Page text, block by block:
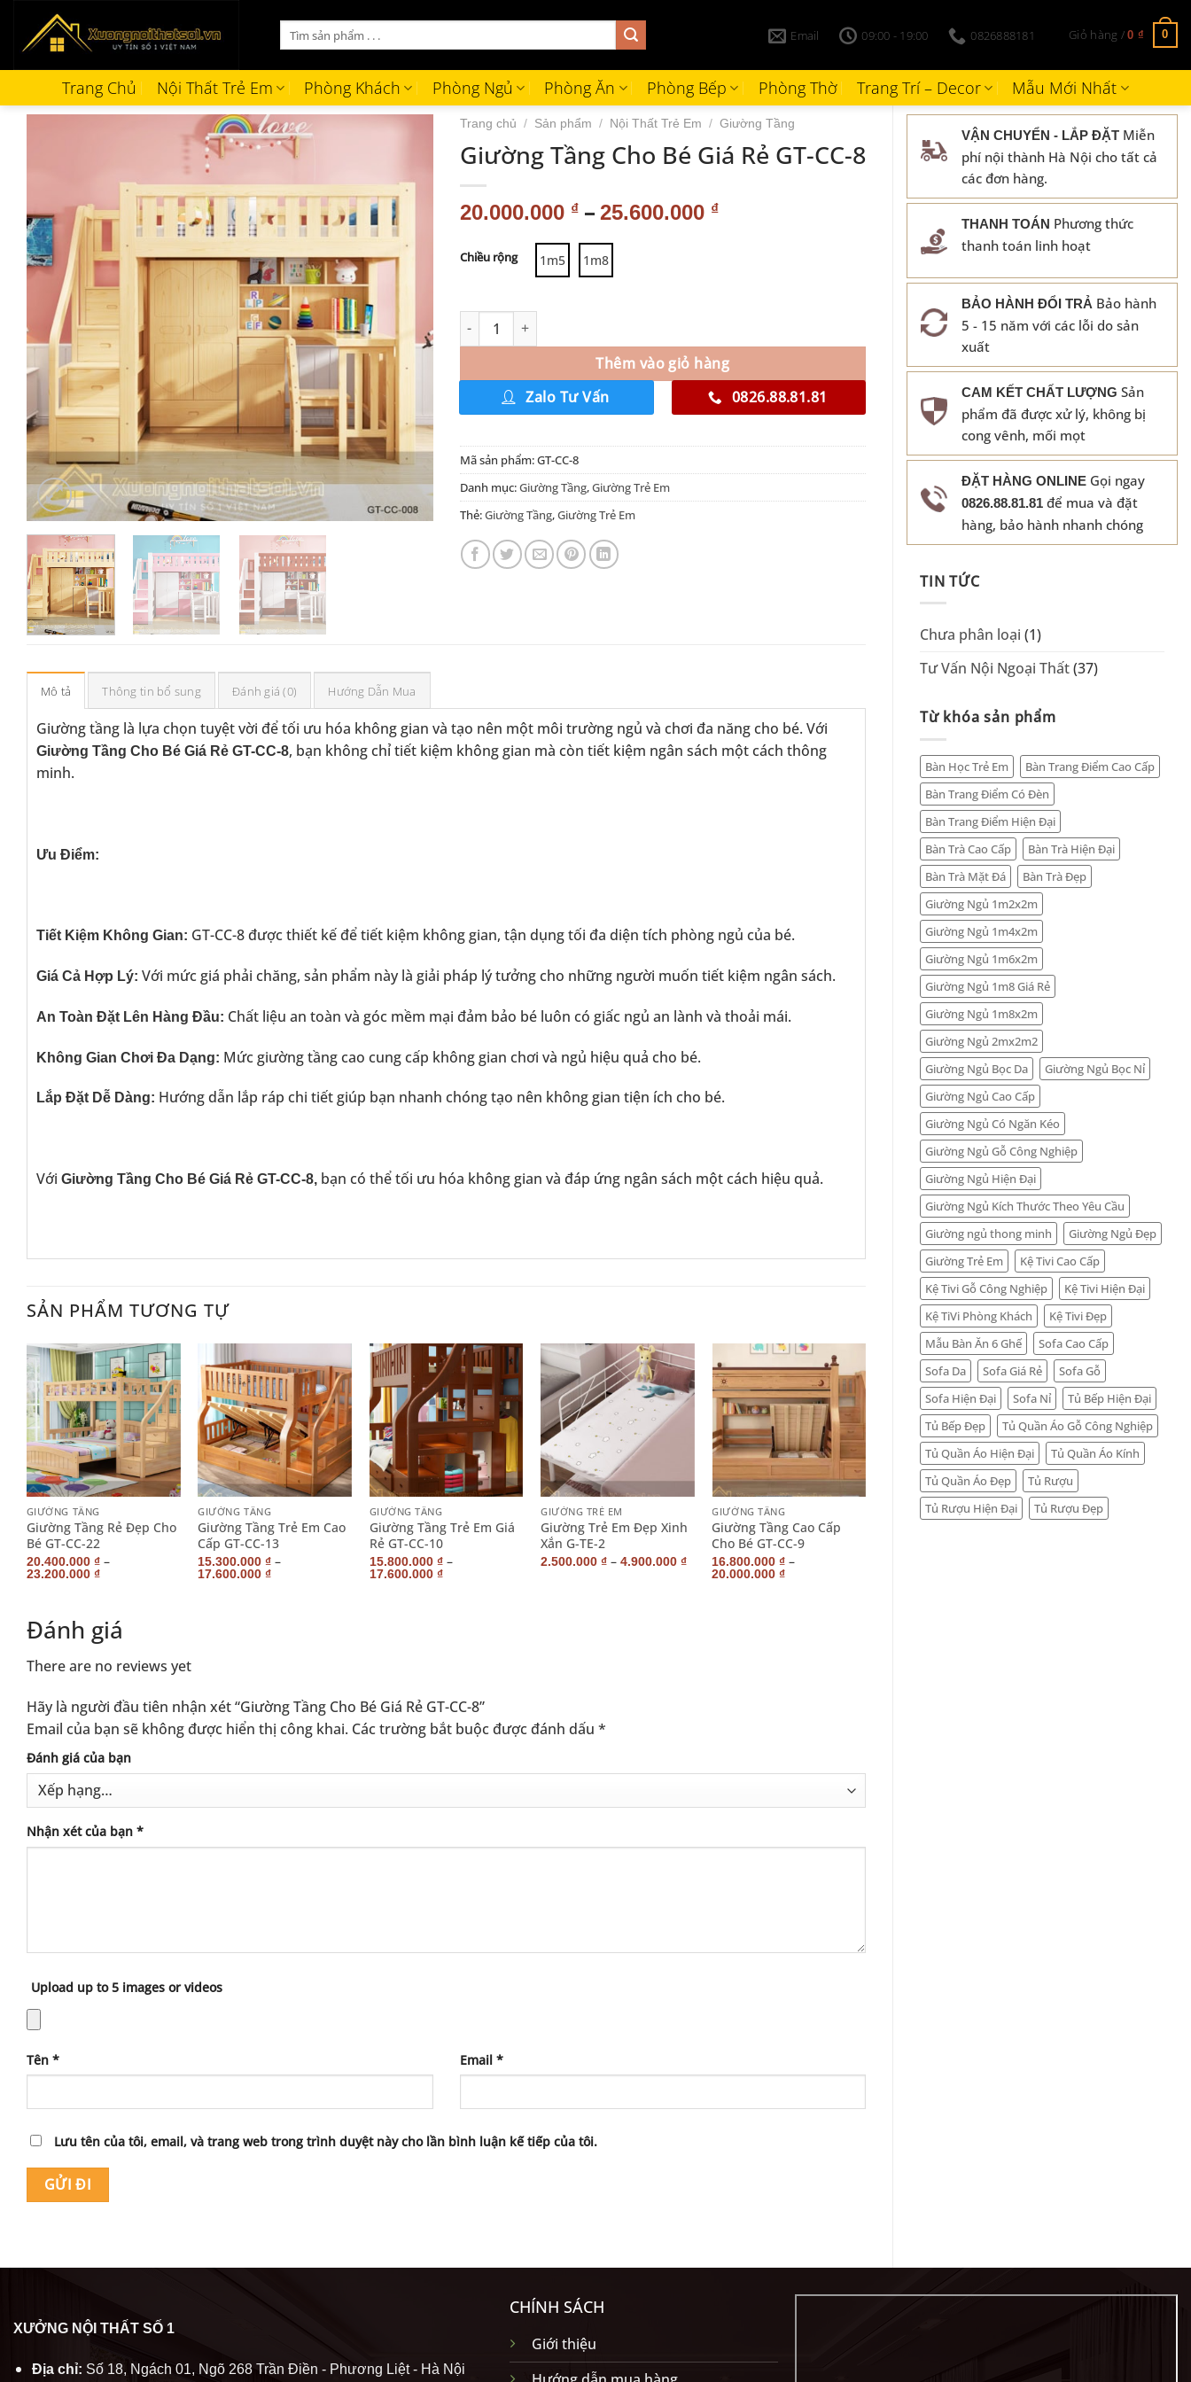
Tìm
kiếm:
Email 09:00 - 19:00 0826888181 Giỏ hàng /0 ₫ 0
Trang Chủ Nội Thất Trẻ Em Phòng Khách Phòng Ngủ Phòng Ăn Phòng Bếp Phòng Thờ Trang Trí – Decor Mẫu Mới Nhất
VẬN CHUYỂN - LẮP ĐẶT Miễn
phí nội thành Hà Nội cho tất cả
các đơn hàng.
THANH TOÁN Phương thức
thanh toán linh hoạt
BẢO HÀNH ĐỔI TRẢ Bảo hành
5 - 15 năm với các lỗi do sản
xuất
CAM KẾT CHẤT LƯỢNG Sản
phẩm đã được xử lý, không bị
cong vênh, mối mọt
ĐẶT HÀNG ONLINE Gọi ngay
0826.88.81.81 để mua và đặt
hàng, bảo hành nhanh chóng
TIN TỨC
Chưa phân loại (1)
Tư Vấn Nội Ngoại Thất(37)
Từ khóa sản phẩm
Bàn Học Trẻ Em
Bàn Trang Điểm Cao Cấp
Bàn Trang Điểm Có Đèn
Bàn Trang Điểm Hiện Đại
Bàn Trà Cao Cấp
Bàn Trà Hiện Đại
Bàn Trà Mặt Đá
Bàn Trà Đẹp
Giường Ngủ 1m2x2m
Giường Ngủ 1m4x2m
Giường Ngủ 1m6x2m
Giường Ngủ 1m8 Giá Rẻ
Giường Ngủ 1m8x2m
Giường Ngủ 2mx2m2
Giường Ngủ Bọc Da
Giường Ngủ Bọc Nỉ
Giường Ngủ Cao Cấp
Giường Ngủ Có Ngăn Kéo
Giường Ngủ Gỗ Công Nghiệp
Giường Ngủ Hiện Đại
Giường Ngủ Kích Thước Theo Yêu Cầu
Giường ngủ thong minh
Giường Ngủ Đẹp
Giường Trẻ Em
Kệ Tivi Cao Cấp
Kệ Tivi Gỗ Công Nghiệp
Kệ Tivi Hiện Đại
Kệ TiVi Phòng Khách
Kệ Tivi Đẹp
Mẫu Bàn Ăn 6 Ghế
Sofa Cao Cấp
Sofa Da
Sofa Giá Rẻ
Sofa Gỗ
Sofa Hiện Đại
Sofa Nỉ
Tủ Bếp Hiện Đại
Tủ Bếp Đẹp
Tủ Quần Áo Gỗ Công Nghiệp
Tủ Quần Áo Hiện Đại
Tủ Quần Áo Kính
Tủ Quần Áo Đẹp
Tủ Rượu
Tủ Rượu Hiện Đại
Tủ Rượu Đẹp
Trang chủ / Sản phẩm / Nội Thất Trẻ Em / Giường Tầng
Giường Tầng Cho Bé Giá Rẻ GT-CC-8
20.000.000 ₫– 25.600.000 ₫
Chiều rộng 1m5 1m8
Thêm vào giỏ hàng
Zalo Tư Vấn 0826.88.81.81
Mã sản phẩm:GT-CC-8
Danh mục:Giường Tầng,Giường Trẻ Em
Thẻ:Giường Tầng,Giường Trẻ Em
Mô tả Thông tin bổ sung Đánh giá (0) Hướng Dẫn Mua
Giường tầng là lựa chọn tuyệt vời để tối ưu hóa không gian và tạo nên một môi trường ngủ và chơi đa năng cho bé. Với
Giường Tầng Cho Bé Giá Rẻ GT-CC-8, bạn không chỉ tiết kiệm không gian mà còn tiết kiệm ngân sách một cách thông
minh.
Ưu Điểm:
Tiết Kiệm Không Gian: GT-CC-8 được thiết kế để tiết kiệm không gian, tận dụng tối đa diện tích phòng ngủ của bé.
Giá Cả Hợp Lý: Với mức giá phải chăng, sản phẩm này là giải pháp lý tưởng cho những người muốn tiết kiệm ngân sách.
An Toàn Đặt Lên Hàng Đầu: Chất liệu an toàn và góc mềm mại đảm bảo bé luôn có giấc ngủ an lành và thoải mái.
Không Gian Chơi Đa Dạng: Mức giường tầng cao cung cấp không gian chơi và ngủ hiệu quả cho bé.
Lắp Đặt Dễ Dàng: Hướng dẫn lắp ráp chi tiết giúp bạn nhanh chóng tạo nên không gian tiện ích cho bé.
Với Giường Tầng Cho Bé Giá Rẻ GT-CC-8, bạn có thể tối ưu hóa không gian và đáp ứng ngân sách một cách hiệu quả.
SẢN PHẨM TƯƠNG TỰ
+
GIƯỜNG TẦNG
Giường Tầng Rẻ Đẹp Cho
Bé GT-CC-22
20.400.000 ₫–
23.200.000 ₫
+
GIƯỜNG TẦNG
Giường Tầng Trẻ Em Cao
Cấp GT-CC-13
15.300.000₫ –
17.600.000₫
+
GIƯỜNG TẦNG
Giường Tầng Trẻ Em Giá
Rẻ GT-CC-10
15.800.000 ₫–
17.600.000 ₫
+
GIƯỜNG TRẺ EM
Giường Trẻ Em Đẹp Xinh
Xắn G-TE-2
2.500.000 ₫– 4.900.000 ₫
+
GIƯỜNG TẦNG
Giường Tầng Cao Cấp
Cho Bé GT-CC-9
16.800.000₫ –
20.000.000₫
GIƯỜNG TẦNG
Đánh giá
There are no reviews yet
Hãy là người đầu tiên nhận xét “Giường Tầng Cho Bé Giá Rẻ GT-CC-8”
Email của bạn sẽ không được hiển thị công khai. Các trường bắt buộc được đánh dấu *
Đánh giá của bạn
Nhận xét của bạn *
Upload up to 5 images or videos
Tên * Email *
Lưu tên của tôi, email, và trang web trong trình duyệt này cho lần bình luận kế tiếp của tôi.
Alternative:
XƯỞNG NỘI THẤT SỐ 1
Địa chỉ: Số 18, Ngách 01, Ngõ 268 Trần Điền - Phương Liệt - Hà Nội
CHÍNH SÁCH
Giới thiệu